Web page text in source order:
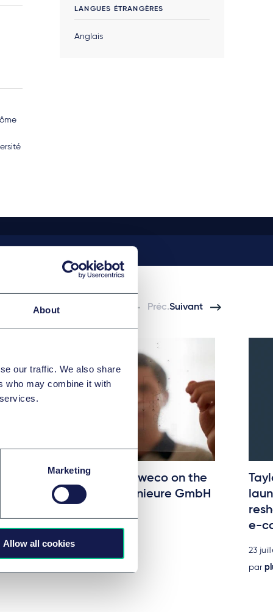
About
our traffic. We also share
who may combine it with
Marketing
Allow all cookies
LANGUES ÉTRANGÈRES
Anglais
Préc.Suivant
Taylor Wessing advises Sweco on the
acquisition of STEIN Ingenieure GmbH
juillet 2026
e-
23
par